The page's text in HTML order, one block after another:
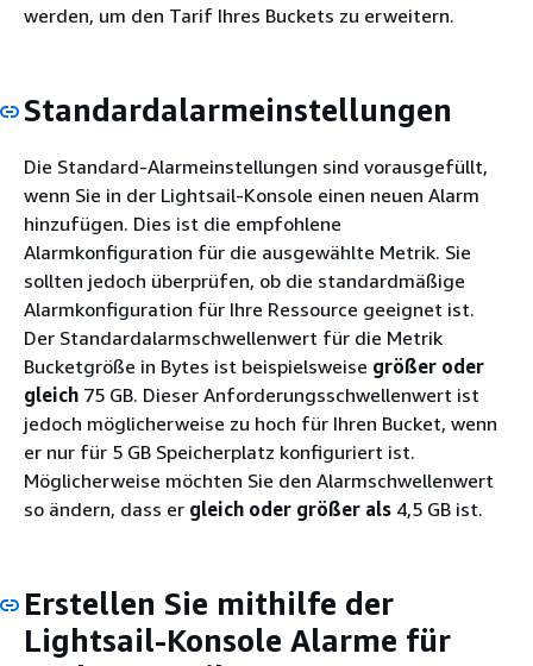
werden, um den Tarif Ihres Buckets zu erweitern.
Standardalarmeinstellungen
Die Standard-Alarmeinstellungen sind vorausgefüllt,
wenn Sie in der Lightsail-Konsole einen neuen Alarm
hinzufügen. Dies ist die empfohlene
Alarmkonfiguration für die ausgewählte Metrik. Sie
sollten jedoch überprüfen, ob die standardmäßige
Alarmkonfiguration für Ihre Ressource geeignet ist.
Der Standardalarmschwellenwert für die Metrik
Bucketgröße in Bytes ist beispielsweise größer oder
gleich 75 GB. Dieser Anforderungsschwellenwert ist
jedoch möglicherweise zu hoch für Ihren Bucket, wenn
er nur für 5 GB Speicherplatz konfiguriert ist.
Möglicherweise möchten Sie den Alarmschwellenwert
so ändern, dass er gleich oder größer als 4,5 GB ist.
Erstellen Sie mithilfe der
Lightsail-Konsole Alarme für